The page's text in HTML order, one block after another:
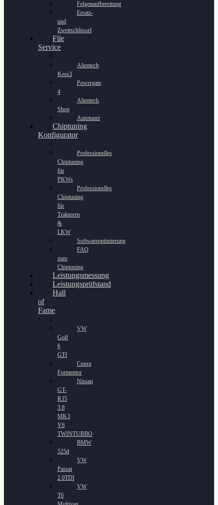
Felgenaufbereitung
Ersatz-
und
Zweitschlüssel
File
Service
Alientech
Kess3
Powergate
4
Alientech
Shop
Autotuner
Chiptuning
Konfigurator
Professionelles
Chiptuning
für
PKWs
Professionelles
Chiptuning
für
Traktoren
&
LKW
Softwareoptimierung
FAQ
zum
Chiptuning
Leistungsmessung
Leistungsprüfstand
Hall
of
Fame
VW
Golf
6
GTI
Cupra
Formentor
Nissan
GT-
R35
3.8
MK3
V6
TWINTURBO
BMW
525d
VW
Passat
2.0TDI
VW
T6